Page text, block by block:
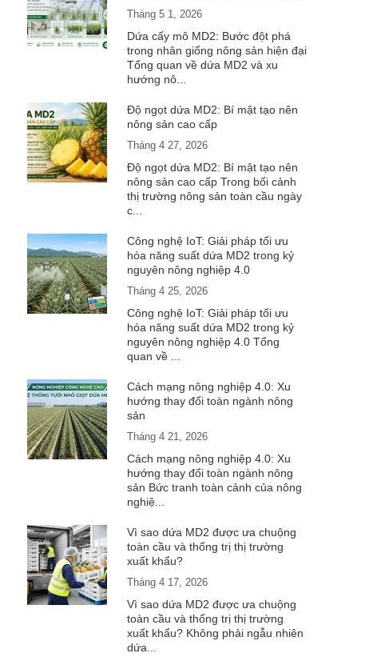
Tháng 5 1, 2026
Dứa cấy mô MD2: Bước đột phá
trong nhân giống nông sản hiện đại
Tổng quan về dứa MD2 và xu
hướng nô...
Độ ngọt dứa MD2: Bí mật tạo nên
nông sản cao cấp
Tháng 4 27, 2026
Độ ngọt dứa MD2: Bí mật tạo nên
nông sản cao cấp Trong bối cảnh
thị trường nông sản toàn cầu ngày
c...
Công nghệ IoT: Giải pháp tối ưu
hóa năng suất dứa MD2 trong kỷ
nguyên nông nghiệp 4.0
Tháng 4 25, 2026
Công nghệ IoT: Giải pháp tối ưu
hóa năng suất dứa MD2 trong kỷ
nguyên nông nghiệp 4.0 Tổng
quan về ...
Cách mạng nông nghiệp 4.0: Xu
hướng thay đổi toàn ngành nông
sản
Tháng 4 21, 2026
Cách mạng nông nghiệp 4.0: Xu
hướng thay đổi toàn ngành nông
sản Bức tranh toàn cảnh của nông
nghiệ...
Vì sao dứa MD2 được ưa chuộng
toàn cầu và thống trị thị trường
xuất khẩu?
Tháng 4 17, 2026
Vì sao dứa MD2 được ưa chuộng
toàn cầu và thống trị thị trường
xuất khẩu? Không phải ngẫu nhiên
dứa...